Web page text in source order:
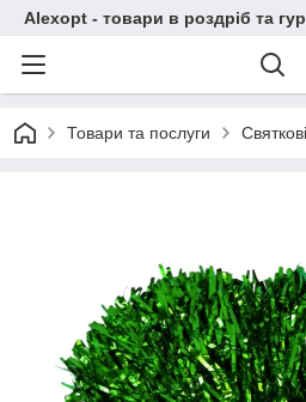
Alexopt - товари в роздріб та
Товари та послуги